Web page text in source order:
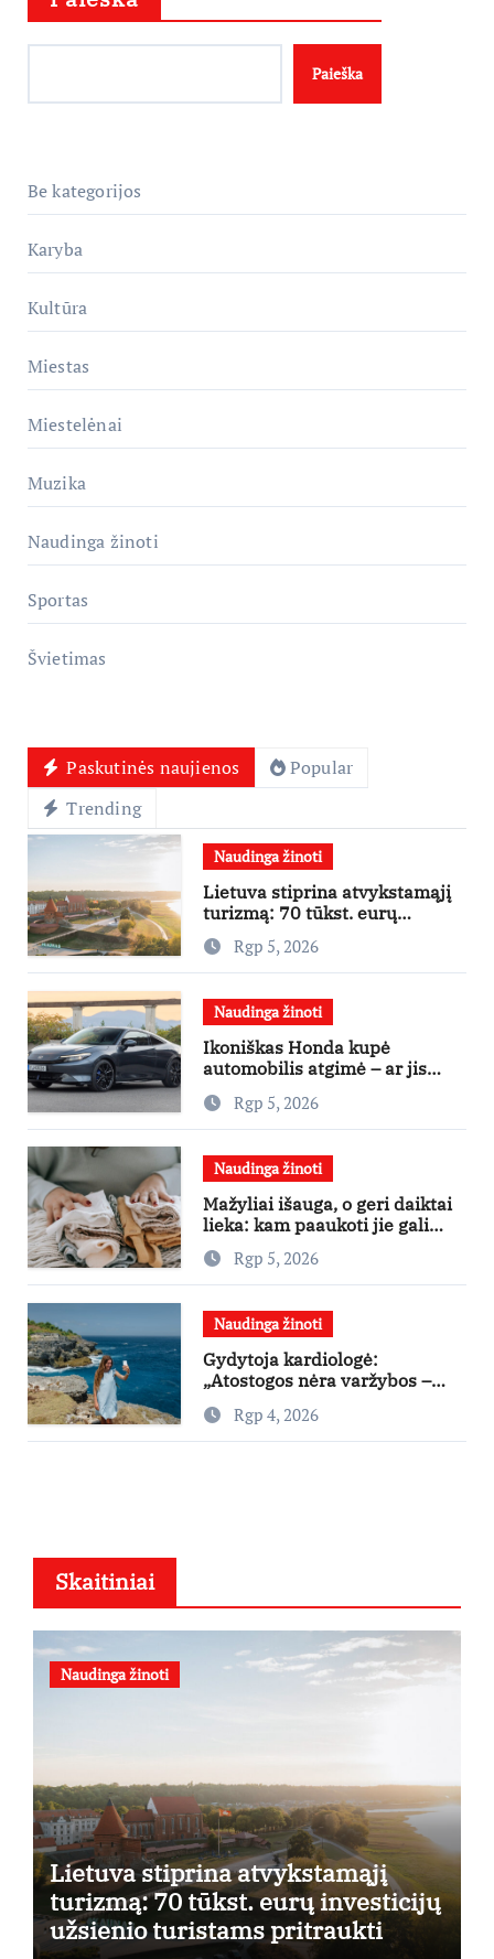
Paieška
Be kategorijos
Karyba
Kultūra
Miestas
Miestelėnai
Muzika
Naudinga žinoti
Sportas
Švietimas
Paskutinės naujienos
Popular
Trending
Naudinga žinoti
Lietuva stiprina atvykstamąjį
turizmą: 70 tūkst. eurų
investicijų užsienio turistams
pritraukti
Rgp 5, 2026
Naudinga žinoti
Ikoniškas Honda kupė
automobilis atgimė – ar jis
pateisins pirkėjų lūkesčius?
Rgp 5, 2026
Naudinga žinoti
Mažyliai išauga, o geri daiktai
lieka: kam paaukoti jie gali
būti aukso vertės?
Rgp 5, 2026
Naudinga žinoti
Gydytoja kardiologė:
„Atostogos nėra varžybos –
nereikia stengtis per vieną
dieną pamatyti visų lankytinų
vietų“
Rgp 4, 2026
Skaitiniai
Naudinga žinoti
Lietuva stiprina atvykstamąjį
turizmą: 70 tūkst. eurų investicijų
užsienio turistams pritraukti